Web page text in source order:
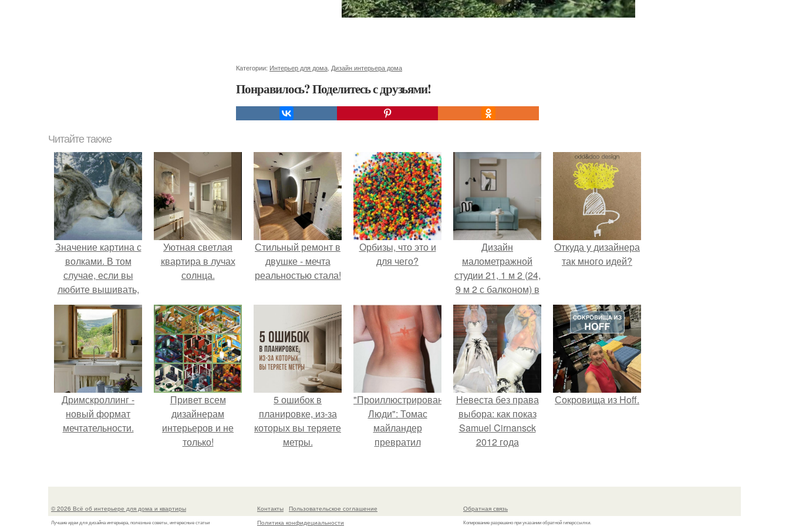
Категории: Интерьер для дома Дизайн интерьера дома
Понравилось? Поделитесь с друзьями!
Читайте также
Значение картина с
волками. В том
случае, если вы
любите вышивать,
то наверняка
задумывались о
том, что означает та
или иная вышитая
вами картина.
Уютная светлая
квартира в лучах
солнца.
Стильный ремонт в
двушке - мечта
реальностью стала!
Орбизы, что это и
для чего?
Дизайн
малометражной
студии 21, 1 м 2 (24,
9 м 2 с балконом) в
Краснодаре.
Откуда у дизайнера
так много идей?
Дримскроллинг -
новый формат
мечтательности.
Привет всем
дизайнерам
интерьеров и не
только!
5 ошибок в
планировке, из-за
которых вы теряете
метры.
"Проиллюстрированные
Люди": Томас
майландер
превратил
Невеста без права
выбора: как показ
Samuel Cirnansck
2012 года
принуждения.
Сокровища из Hoff.
© 2026 Всё об интерьере для дома и квартиры
Лучшие идеи для дизайна интерьера, полезные советы, интересные статьи
Контакты
Пользовательское соглашение
Политика конфидециальности
Обратная связь
Копирование разрешено при указании обратной гиперссылки.